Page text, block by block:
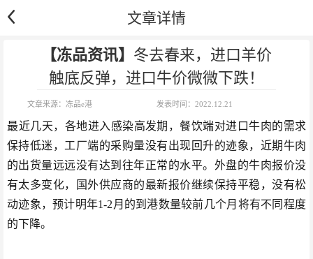
文章详情
【冻品资讯】 冬去春来，进口羊价
触底反弹，进口牛价微微下跌！
文章来源： 冻品e港 发表时间： 2022.12.21
​最近几天，各地进入感染高发期，餐饮端对进口牛肉的需求
保持低迷，工厂端的采购量没有出现回升的迹象，近期牛肉
的出货量远远没有达到往年正常的水平。外盘的牛肉报价没
有太多变化，国外供应商的最新报价继续保持平稳，没有松
动迹象，预计明年1-2月的到港数量较前几个月将有不同程度
的下降。